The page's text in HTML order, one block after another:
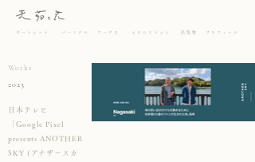
ポートレート 出版物 プロフィール
パーソナル エキシビジョン
ワークス
Works
2023
日本テレビ
「Google Pixel
presents ANOTHER
SKY (アナザースカ